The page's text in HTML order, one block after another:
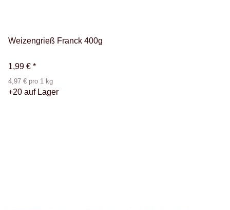
Weizengrieß Franck 400g
1,99 € *
4,97 € pro 1 kg
+20 auf Lager